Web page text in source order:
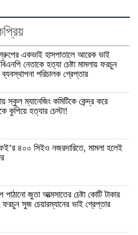
একভাই হাসপাতালে আরেক ভাই
নেতাকে হত্যা চেষ্টা মামলায় ফরচুন
পরিচালক গ্রেপ্তার
স্কুল ম্যানেজিং কমিটিকে কেন্দ্র করে
কুপিয়ে হত্যার চেস্টা!
৪০০ সিইও নজরদারিতে, মামলা হলেই
পাঠানো জুতা আত্মসাতের চেষ্টা কোটি টাকার
সুজ চেয়ারম্যানের ভাই গ্রেপ্তার